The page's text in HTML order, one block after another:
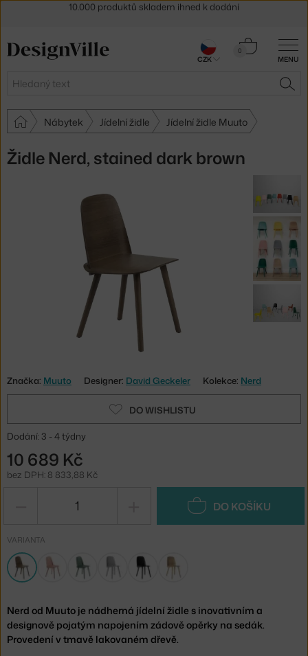
MENU
Hledat
0
Košík
Nábytek Jídelní židle Jídelní židle Muuto
Židle Nerd, stained dark brown
Značka: Muuto Designer: David Geckeler Kolekce: Nerd
DO WISHLISTU
Dodání: 3 - 4 týdny
10 689 Kč
bez DPH: 8 833,88 Kč
DO KOŠÍKU
VARIANTA
Nerd od Muuto je nádherná jídelní židle s inovativním a
designově pojatým napojením zádově opěrky na sedák.
Provedení v tmavě lakovaném dřevě.
30 dní na vrácení zboží
CZK